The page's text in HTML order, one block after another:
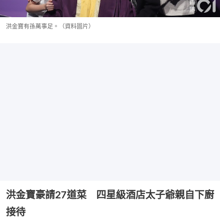
洪金寶有孫萬事足。（資料圖片）
洪金寶豪請27道菜 四星級酒店太子爺親自下廚
接待